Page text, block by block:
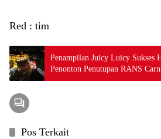
Red : tim
Penampilan Juicy Luicy Sukses
Penonton Penutupan RANS
Pos Terkait